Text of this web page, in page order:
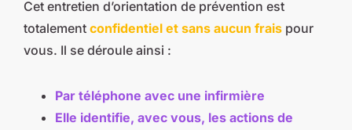
Cet entretien d’orientation de prévention est
totalement confidentiel et sans aucun frais pour
vous. Il se déroule ainsi :
Par téléphone avec une infirmière
Elle identifie, avec vous, les actions de